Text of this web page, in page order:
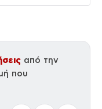
από την
που